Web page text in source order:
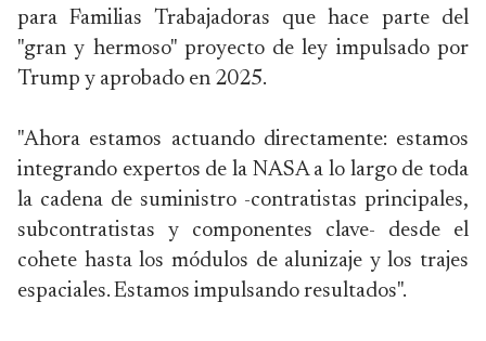
para Familias Trabajadoras que hace parte del
"gran y hermoso" proyecto de ley impulsado por
Trump y aprobado en 2025.
"Ahora estamos actuando directamente: estamos
integrando expertos de la NASA a lo largo de toda
la cadena de suministro -contratistas principales,
subcontratistas y componentes clave- desde el
cohete hasta los módulos de alunizaje y los trajes
espaciales. Estamos impulsando resultados".